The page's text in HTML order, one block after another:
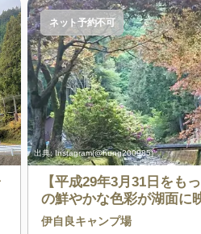
出典:Instagram(@hung200985)
ネット予約不可
【平成29年3月31日をも
の鮮やかな色彩が湖面に
良湖そばにあるキャンプ場
伊自良キャンプ場